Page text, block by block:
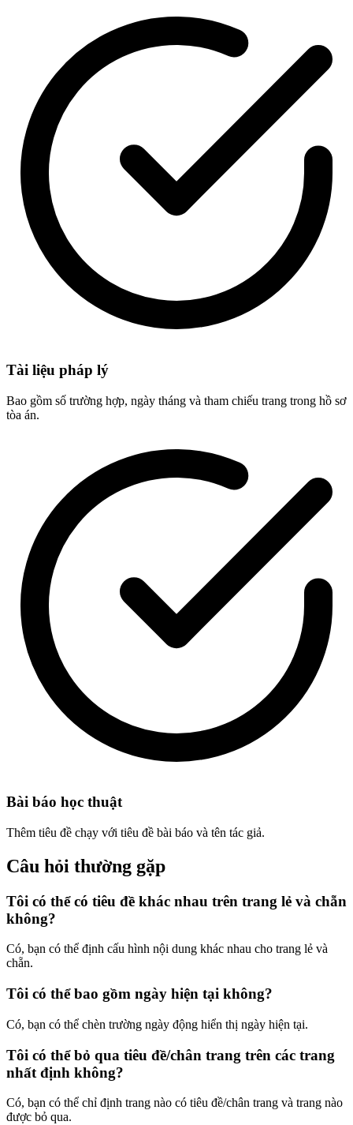
Tài liệu pháp lý
Bao gồm số trường hợp, ngày tháng và tham chiếu trang trong hồ sơ
tòa án.
Bài báo học thuật
Thêm tiêu đề chạy với tiêu đề bài báo và tên tác giả.
Câu hỏi thường gặp
Tôi có thể có tiêu đề khác nhau trên trang lẻ và chẵn
không?
Có, bạn có thể định cấu hình nội dung khác nhau cho trang lẻ và
chẵn.
Tôi có thể bao gồm ngày hiện tại không?
Có, bạn có thể chèn trường ngày động hiển thị ngày hiện tại.
Tôi có thể bỏ qua tiêu đề/chân trang trên các trang
nhất định không?
Có, bạn có thể chỉ định trang nào có tiêu đề/chân trang và trang nào
được bỏ qua.